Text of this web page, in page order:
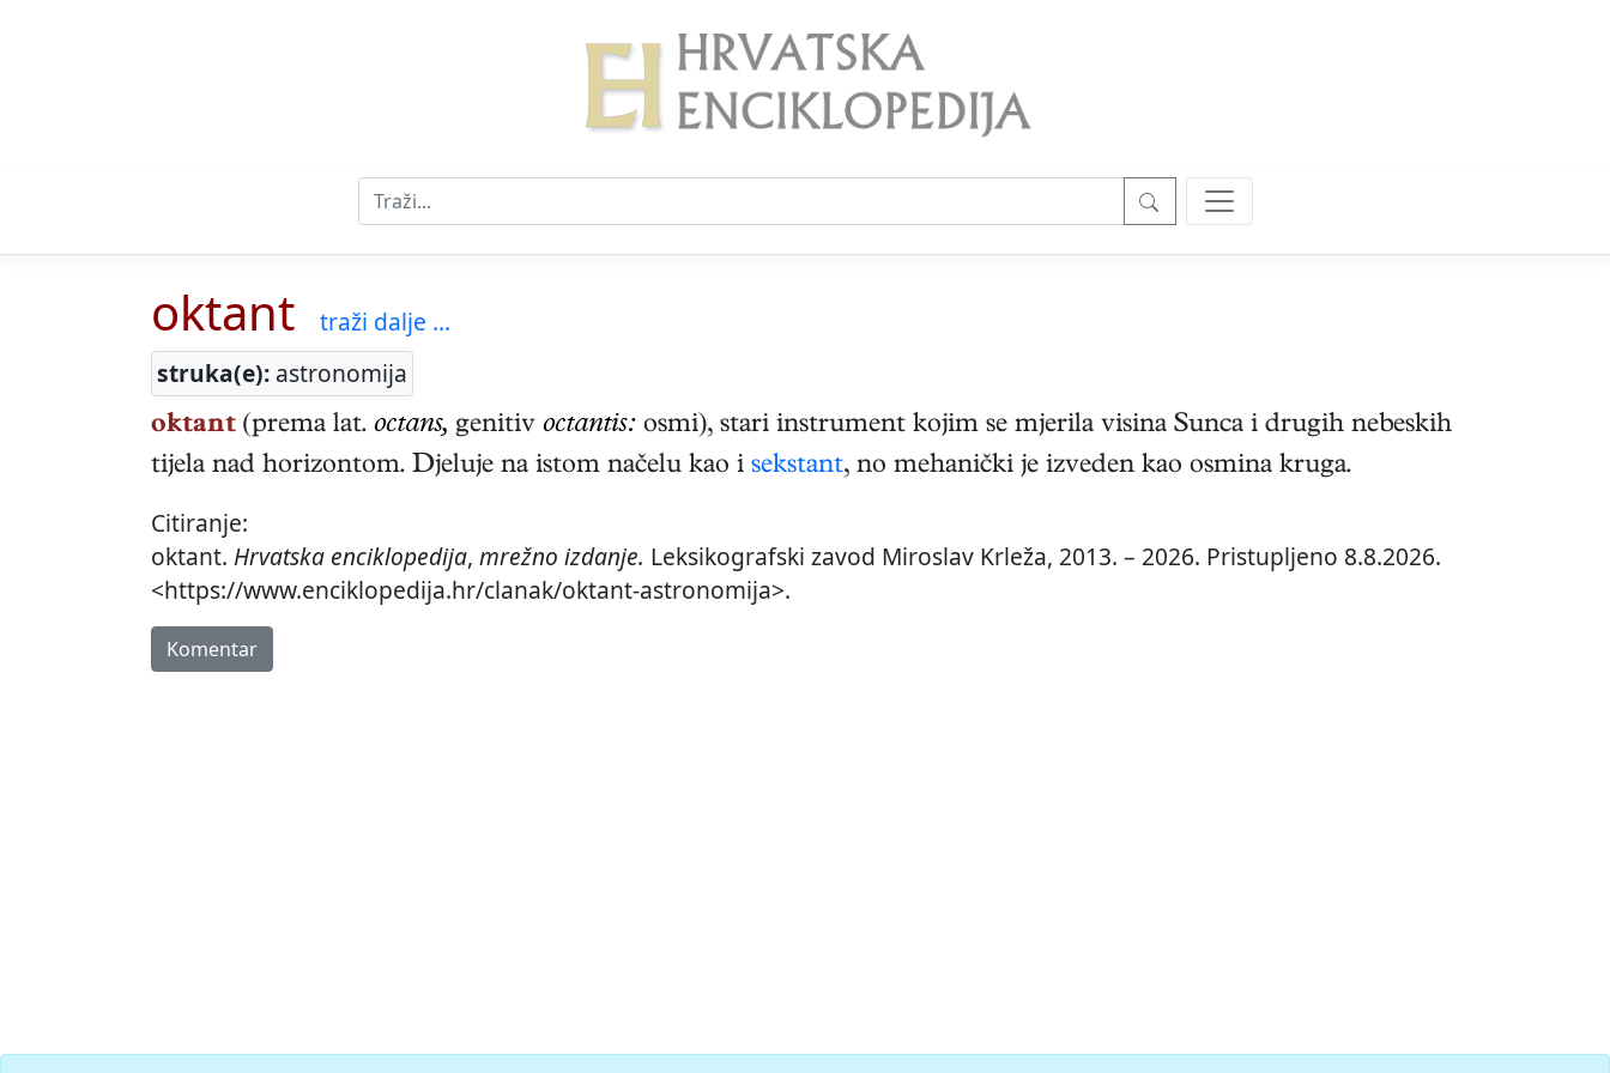
oktant
traži dalje ...
struka(e): astronomija
oktant (prema lat. octans, genitiv octantis: osmi), stari instrument kojim se mjerila visina Sunca i drugih nebeskih
tijela nad horizontom. Djeluje na istom načelu kao i sekstant, no mehanički je izveden kao osmina kruga.
Citiranje:
oktant. Hrvatska enciklopedija, mrežno izdanje. Leksikografski zavod Miroslav Krleža, 2013. – 2026. Pristupljeno 8.8.2026.
<https://www.enciklopedija.hr/clanak/oktant-astronomija>.
Komentar